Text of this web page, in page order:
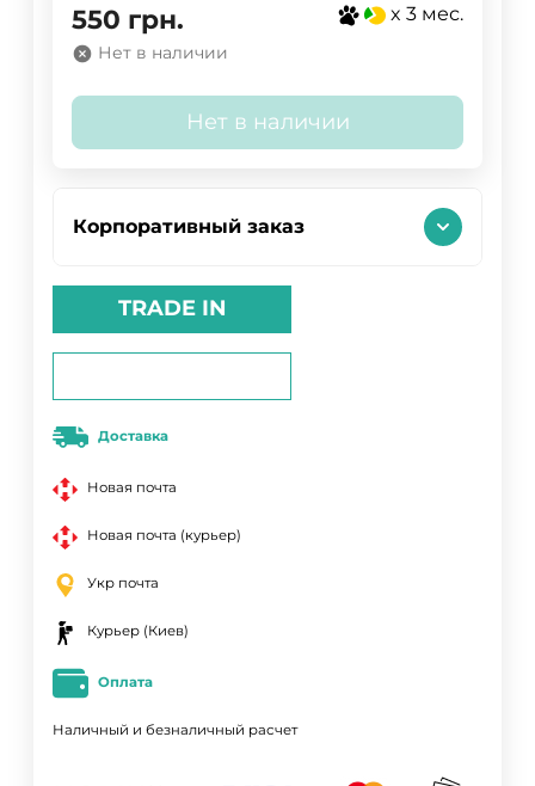
550 грн. x 3 мес.
Нет в наличии
Нет в наличии
Корпоративный заказ
TRADE IN
Доставка
Новая почта
Новая почта (курьер)
Укр почта
Курьер (Киев)
Оплата
Наличный и безналичный расчет